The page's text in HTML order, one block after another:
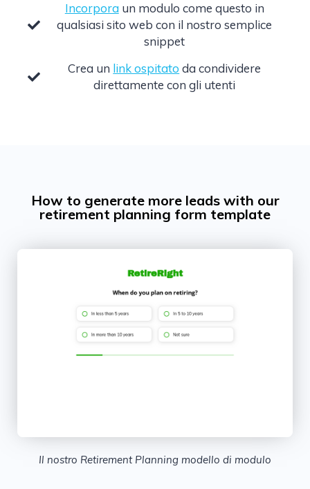
Incorpora un modulo come questo in
qualsiasi sito web con il nostro semplice
snippet
Crea un link ospitato da condividere
direttamente con gli utenti
How to generate more leads with our
retirement planning form template
Il nostro Retirement Planning modello di modulo